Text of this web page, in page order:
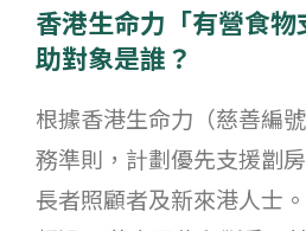
香港生命力「有營食
助對象是誰？
根據香港生命力（慈善編
務準則，計劃優先支援劏
長者照顧者及新來港人士